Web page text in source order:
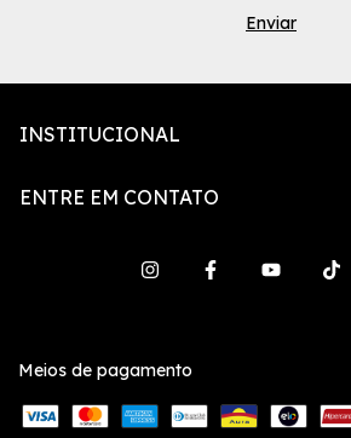
INSTITUCIONAL
ENTRE EM CONTATO
Meios de pagamento